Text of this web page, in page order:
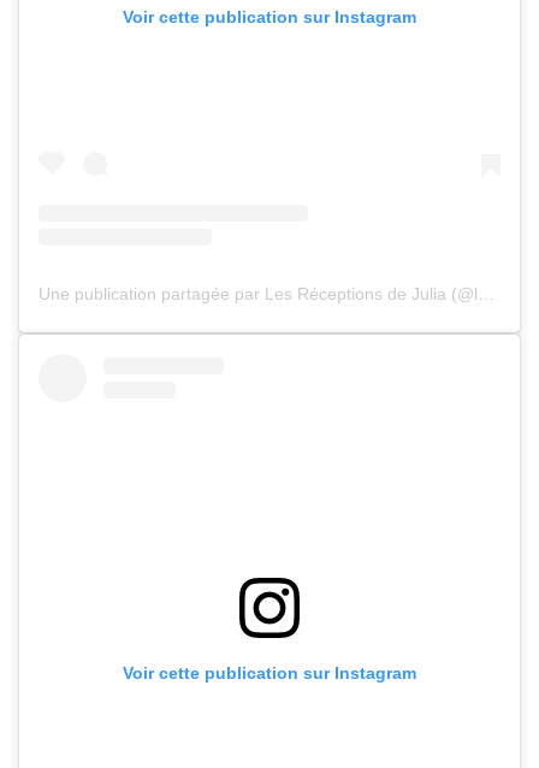
Voir cette publication sur Instagram
Une publication partagée par Les Réceptions de Julia (@les_receptions_de_julia)
Voir cette publication sur Instagram